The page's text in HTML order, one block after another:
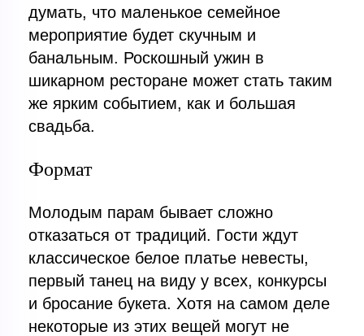
думать, что маленькое семейное
мероприятие будет скучным и
банальным. Роскошный ужин в
шикарном ресторане может стать таким
же ярким событием, как и большая
свадьба.
Формат
Молодым парам бывает сложно
отказаться от традиций. Гости ждут
классическое белое платье невесты,
первый танец на виду у всех, конкурсы
и бросание букета. Хотя на самом деле
некоторые из этих вещей могут не